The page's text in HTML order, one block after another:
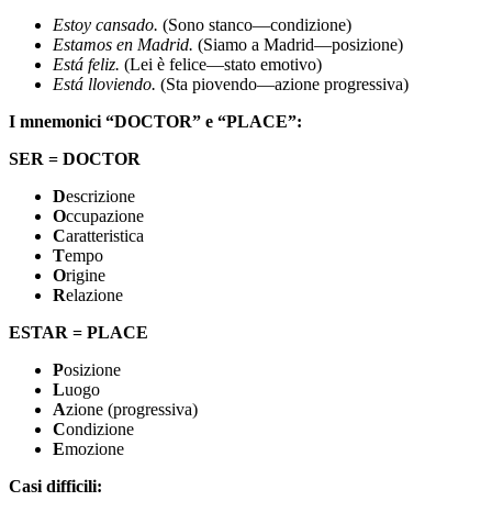
Estoy cansado. (Sono stanco—condizione)
Estamos en Madrid. (Siamo a Madrid—posizione)
Está feliz. (Lei è felice—stato emotivo)
Está lloviendo. (Sta piovendo—azione progressiva)
I mnemonici “DOCTOR” e “PLACE”:
SER = DOCTOR
Descrizione
Occupazione
Caratteristica
Tempo
Origine
Relazione
ESTAR = PLACE
Posizione
Luogo
Azione (progressiva)
Condizione
Emozione
Casi difficili: